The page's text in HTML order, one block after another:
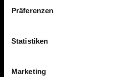
Präferenzen
Statistiken
Marketing